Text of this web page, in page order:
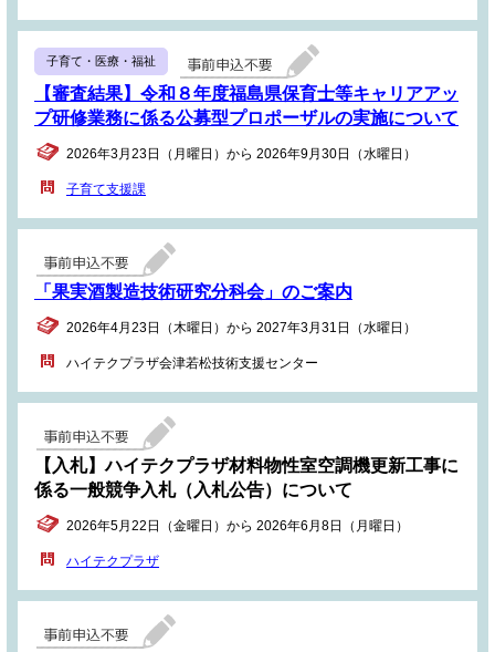
子育て・医療・福祉
【審査結果】令和８年度福島県保育士等キャリアアッ
プ研修業務に係る公募型プロポーザルの実施について
2026年3月23日（月曜日）から 2026年9月30日（水曜日）
子育て支援課
「果実酒製造技術研究分科会」のご案内
2026年4月23日（木曜日）から 2027年3月31日（水曜日）
ハイテクプラザ会津若松技術支援センター
【入札】ハイテクプラザ材料物性室空調機更新工事に
係る一般競争入札（入札公告）について
2026年5月22日（金曜日）から 2026年6月8日（月曜日）
ハイテクプラザ